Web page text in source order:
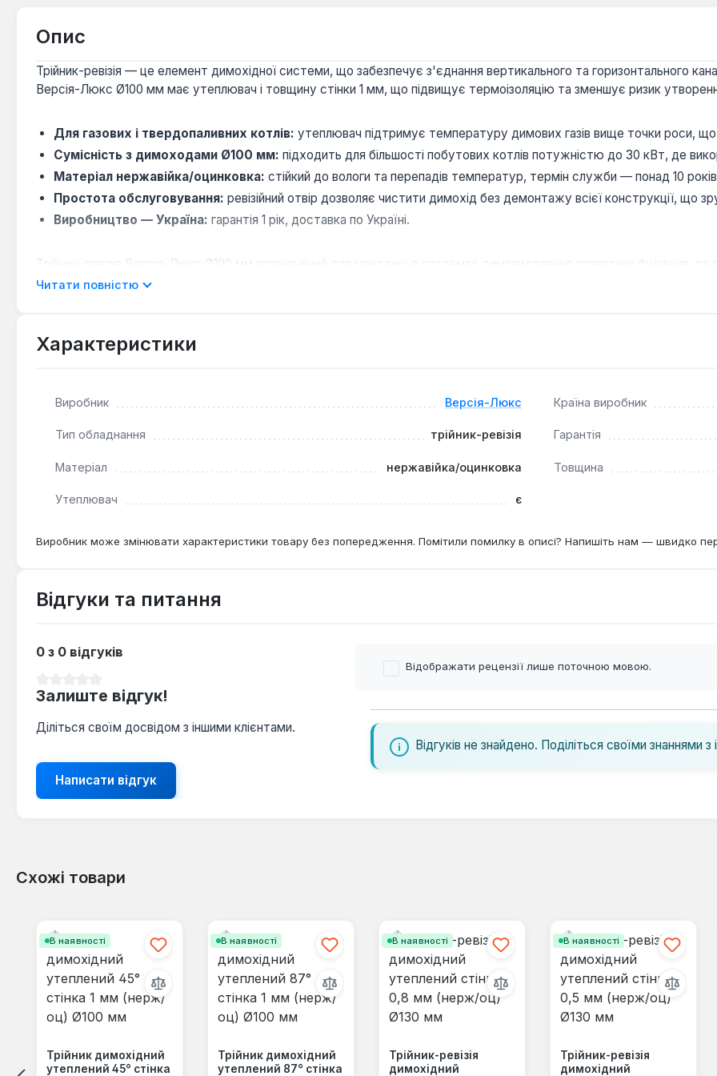
Опис
Трійник-ревізія — це елемент димохідної системи, що забезпечує з'єднання вертикального та горизонтального
Версія-Люкс Ø100 мм має утеплювач і товщину стінки 1 мм, що підвищує термоізоляцію та зменшує ризик
Для газових і твердопаливних котлів: утеплювач підтримує температуру димових газів вище точки роси, що
Сумісність з димоходами Ø100 мм: підходить для більшості побутових котлів потужністю до 30 кВт, де
Матеріал нержавійка/оцинковка: стійкий до вологи та перепадів температур, термін служби — понад 10 років
Простота обслуговування: ревізійний отвір дозволяє чистити димохід без демонтажу всієї конструкції, що
Виробництво — Україна: гарантія 1 рік, доставка по Україні.
Трійник-ревізія Версія-Люкс Ø100 мм призначений для монтажу в системах димовидалення приватних будинків, де
Утеплювач запобігає переохолодженню димових газів, що особливо важливо для конденсаційних котлів.
Так — утеплювач товщиною 1 мм зменшує охолодження димових газів, що знижує ризик корозії при роботі з
Як часто потрібно чистити димохід з цим трійником?
Ревізійний отвір дозволяє проводити очищення раз на рік, що відповідає вимогам для твердопаливних котлів
Читати повністю
Характеристики
Виробник Версія-Люкс Країна виробник
Тип обладнання трійник-ревізія Гарантія
Матеріал нержавійка/оцинковка Товщина
Утеплювач є
Виробник може змінювати характеристики товару без попередження. Помітили помилку в описі? Напишіть нам — швидко
Відгуки та питання
0 з 0 відгуків
Залиште відгук!
Діліться своїм досвідом з іншими клієнтами.
Написати відгук
Відображати рецензії лише поточною мовою.
Відгуків не знайдено. Поділіться своїми знаннями з
Схожі товари
В наявності
Трійник димохідний
утеплений 45° стінка
В наявності
Трійник димохідний
утеплений 87° стінка
В наявності
Трійник-ревізія
димохідний
В наявності
Трійник-ревізія
димохідний